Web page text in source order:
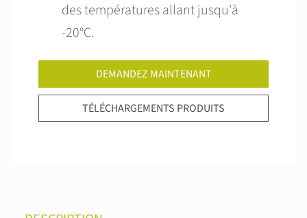
des températures allant jusqu'à
-20°C.
DEMANDEZ MAINTENANT
TÉLÉCHARGEMENTS PRODUITS